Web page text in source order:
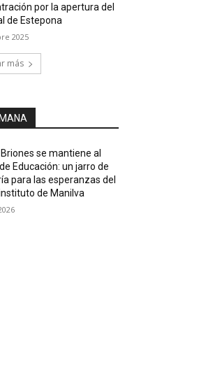
por la apertura del
de Estepona
2025
más
se mantiene al
Educación: un jarro de
para las esperanzas del
de Manilva